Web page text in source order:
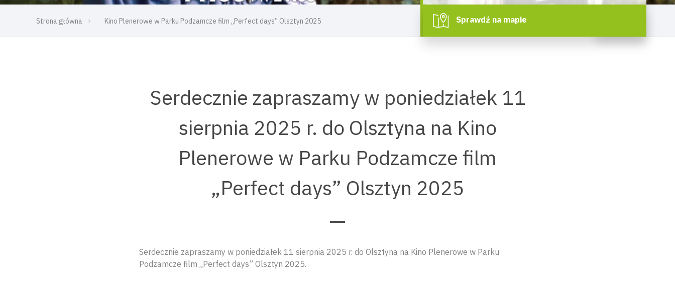
Strona główna Kino Plenerowe w Parku Podzamcze film „Perfect days” Olsztyn 2025 Sprawdź na mapie
Serdecznie zapraszamy w poniedziałek 11
sierpnia 2025 r. do Olsztyna na Kino
Plenerowe w Parku Podzamcze film
„Perfect days” Olsztyn 2025
Serdecznie zapraszamy w poniedziałek 11 sierpnia 2025 r. do Olsztyna na Kino Plenerowe w Parku
Podzamcze film „Perfect days” Olsztyn 2025.